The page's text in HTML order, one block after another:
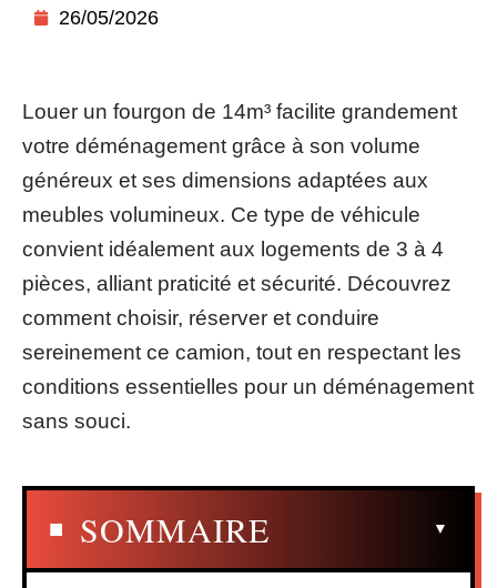
26/05/2026
Louer un fourgon de 14m³ facilite grandement
votre déménagement grâce à son volume
généreux et ses dimensions adaptées aux
meubles volumineux. Ce type de véhicule
convient idéalement aux logements de 3 à 4
pièces, alliant praticité et sécurité. Découvrez
comment choisir, réserver et conduire
sereinement ce camion, tout en respectant les
conditions essentielles pour un déménagement
sans souci.
SOMMAIRE